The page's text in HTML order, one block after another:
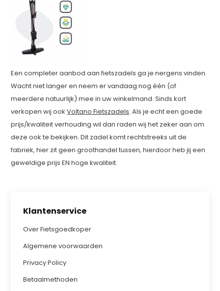
Klantenservice
Over Fietsgoedkoper
Algemene voorwaarden
Privacy Policy
Betaalmethoden
Een completer aanbod aan fietszadels ga je nergens vinden.
Wacht niet langer en neem er vandaag nog één (of
meerdere natuurlijk) mee in uw winkelmand. Sinds kort
verkopen wij ookVoltano Fietszadels. Als je echt een goede
prijs/kwaliteit verhouding wil dan raden wij het zeker aan om
deze ook te bekijken. Dit zadel komt rechtstreeks uit de
fabriek, hier zit geen groothandel tussen, hierdoor heb jij een
geweldige prijs EN hoge kwaliteit.